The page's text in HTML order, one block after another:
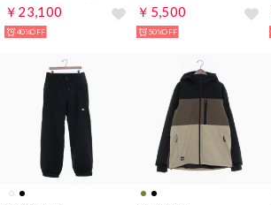
￥23,100
40%OFF
￥5,500
50%OFF